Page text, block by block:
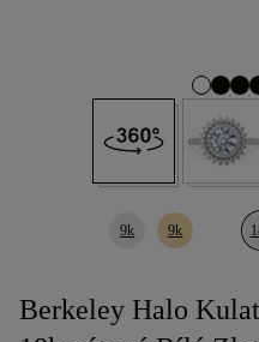
9k 9k
Berkeley Halo